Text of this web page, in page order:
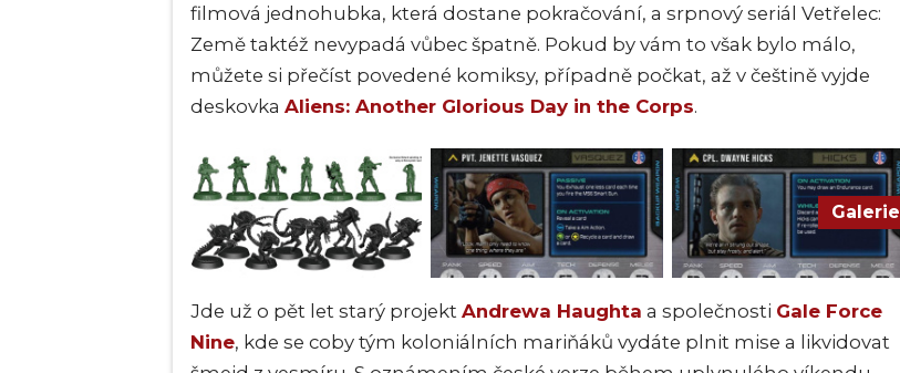
filmová jednohubka, která dostane pokračování, a srpnový seriál Vetřelec:
Země taktéž nevypadá vůbec špatně. Pokud by vám to však bylo málo,
můžete si přečíst povedené komiksy, případně počkat, až v češtině vyjde
deskovka Aliens: Another Glorious Day in the Corps.
Galerie
Jde už o pět let starý projekt Andrewa Haughta a společnosti Gale Force
Nine, kde se coby tým koloniálních mariňáků vydáte plnit mise a likvidovat